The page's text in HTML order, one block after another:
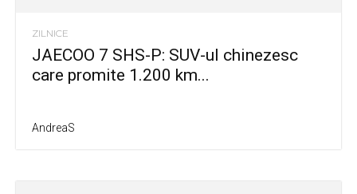
ZILNICE
JAECOO 7 SHS-P: SUV-ul chinezesc
care promite 1.200 km...
AndreaS